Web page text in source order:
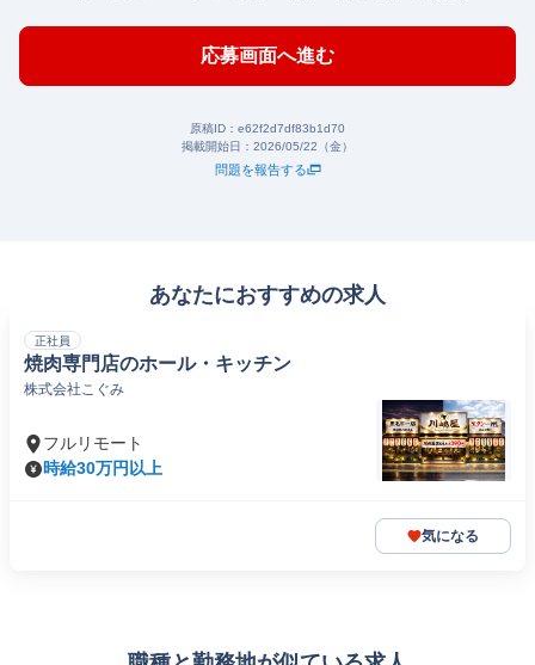
応募画面へ進む
原稿ID： e62f2d7df83b1d70
掲載開始日： 2026/05/22（金）
問題を報告する
あなたにおすすめの求人
正社員
焼肉専門店のホール・キッチン
株式会社こぐみ
フルリモート
時給30万円以上
気になる